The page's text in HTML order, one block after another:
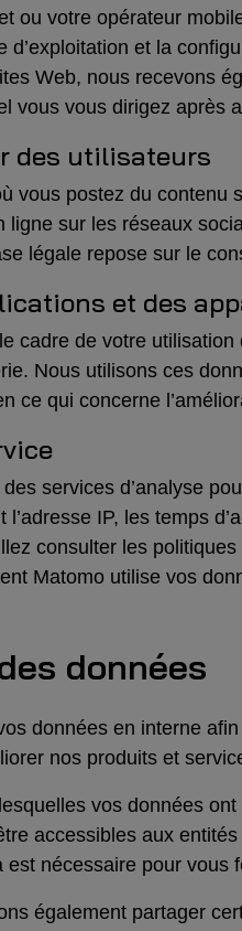
ou votre opérateur
d’exploitation et la
Web, nous recevons
vous vous dirigez après
des utilisateurs
vous postez du
ligne sur les réseaux
légale repose sur le
et des
cadre de votre
Nous utilisons ces
ce qui concerne
services d’analyse
IP, les temps
consulter les
Matomo utilise vos
données
données en interne
nos produits et
vos données
accessibles aux
nécessaire pour vous
également partager